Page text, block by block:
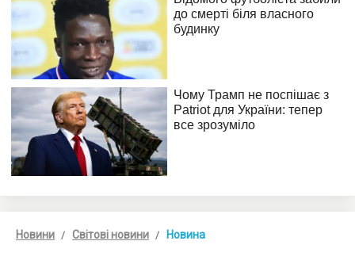
Новини Світові новини Новина